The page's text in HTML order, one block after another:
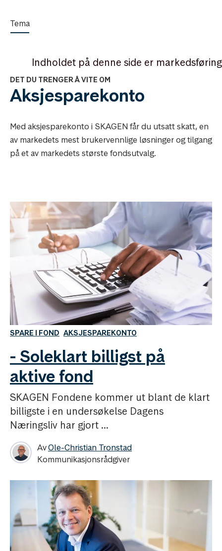
Tema
Indholdet på denne side er markedsføring
DET DU TRENGER Å VITE OM
Aksjesparekonto
Med aksjesparekonto i SKAGEN får du utsatt skatt, en
av markedets mest brukervennlige løsninger og tilgang
på et av markedets største fondsutvalg.
SPARE I FOND AKSJESPAREKONTO
- Soleklart billigst på
aktive fond
SKAGEN Fondene kommer ut blant de klart
billigste i en undersøkelse Dagens
Næringsliv har gjort ...
AvOle-Christian Tronstad
Kommunikasjonsrådgiver